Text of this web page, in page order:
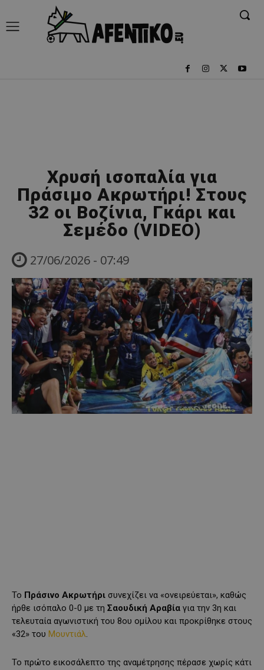
Χρυσή ισοπαλία για
Πράσιμο Ακρωτήρι! Στους
32 οι Βοζίνια, Γκάρι και
Σεμέδο (VIDEO)
27/06/2026 - 07:49
Το Πράσινο Ακρωτήρι συνεχίζει να «ονειρεύεται», καθώς
ήρθε ισόπαλο 0-0 με τη Σαουδική Αραβία για την 3η και
τελευταία αγωνιστική του 8ου ομίλου και προκρίθηκε στους
«32» του Μουντιάλ.
Το πρώτο εικοσάλεπτο της αναμέτρησης πέρασε χωρίς κάτι